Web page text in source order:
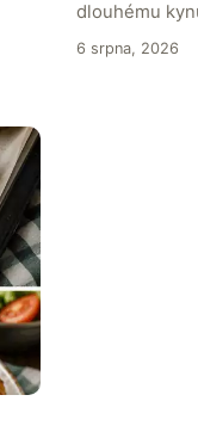
dlouhému
6 srpna, 2026